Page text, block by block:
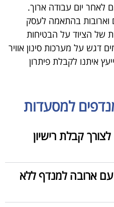
לאחר יום עבודה ארוך.
וארובות בהתאמה לעסק
של הציוד על הבטיחות
דגש על מערכות סינון אוויר
איתנו לקבלת פיתרון
למסעדות
קבלת רישיון
ארובה למנדף ללא